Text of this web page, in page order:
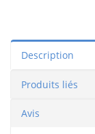
Description
Produits liés
Avis